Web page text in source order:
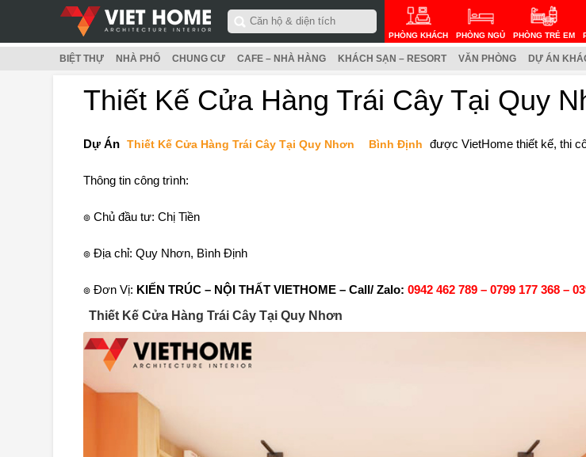
PHÒNG KHÁCH PHÒNG NGỦ PHÒNG TRẺ EM
BIỆT THỰ NHÀ PHỐ CHUNG CƯ CAFE – NHÀ HÀNG KHÁCH SẠN – RESORT VĂN PHÒNG DỰ ÁN
Thiết Kế Cửa Hàng Trái Cây Tại Quy
Dự Án Thiết Kế Cửa Hàng Trái Cây Tại Quy Nhơn Bình Định được VietHome thiết kế, thi
Thông tin công trình:
๏ Chủ đầu tư: Chị Tiền
๏ Địa chỉ: Quy Nhơn, Bình Định
๏ Đơn Vị: KIẾN TRÚC – NỘI THẤT VIETHOME – Call/ Zalo: 0942 462 789 – 0799 177 368 –
Thiết Kế Cửa Hàng Trái Cây Tại Quy Nhơn